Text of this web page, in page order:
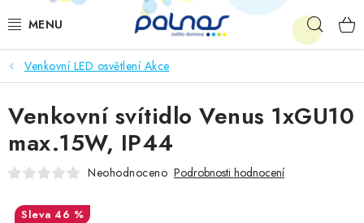
na
OSVĚTLENÍ INTERIÉRU
LED
VENKOVNÍ OSVĚTLENÍ
Venkovní LED osvětlení Akce
Venkovní svítidlo Venus 1xGU10
max.15W, IP44
Neohodnoceno Podrobnosti hodnocení
46 %